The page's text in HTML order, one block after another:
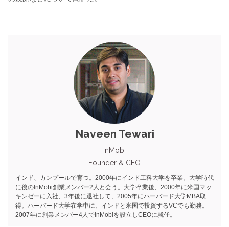
Naveen Tewari
InMobi
Founder & CEO
インド、カンプールで育つ。2000年にインド工科大学を卒業。大学時代
に後のInMobi創業メンバー2人と会う。大学卒業後、2000年に米国マッ
キンゼーに入社、3年後に退社して、2005年にハーバード大学MBA取
得。ハーバード大学在学中に、インドと米国で投資するVCでも勤務。
2007年に創業メンバー4人でInMobiを設立しCEOに就任。